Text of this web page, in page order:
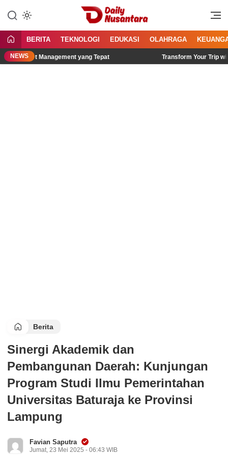
konten
Daily Nusantara
Menyajikan Fakta, Menginspirasi
BERITA TEKNOLOGI EDUKASI OLAHRAGA
NEWS
Fleet Management yang Tepat Transform Your Trip with
Berita
Sinergi Akademik dan
Pembangunan Daerah: Kunjungan
Program Studi Ilmu Pemerintahan
Universitas Baturaja ke Provinsi
Lampung
Favian Saputra
Jumat, 23 Mei 2025 - 06:43 WIB